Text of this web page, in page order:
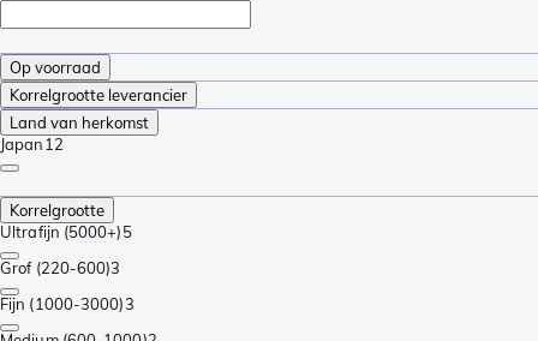
Op voorraad
Korrelgrootte leverancier
Land van herkomst
Japan12
Korrelgrootte
Ultrafijn (5000+)5
Grof (220-600)3
Fijn (1000-3000)3